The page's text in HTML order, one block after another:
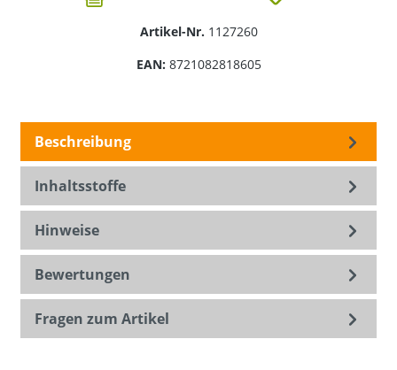
Artikel-Nr. 1127260
EAN: 8721082818605
Beschreibung
Inhaltsstoffe
Hinweise
Bewertungen
Fragen zum Artikel